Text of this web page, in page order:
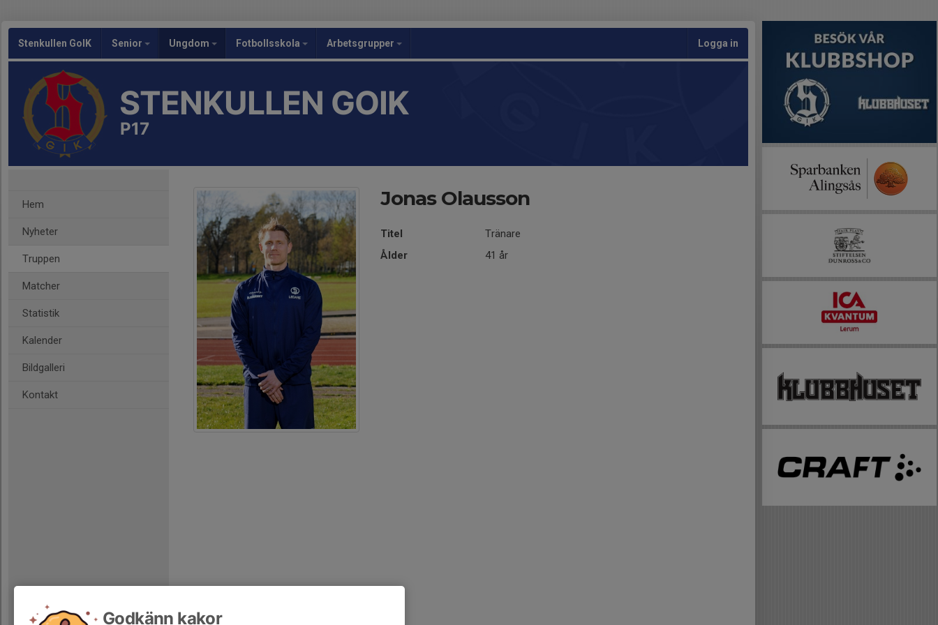
Stenkullen GoIK Senior Ungdom Fotbollsskola Arbetsgrupper Logga in
STENKULLEN GOIK
P17
Hem
Nyheter
Truppen
Matcher
Statistik
Kalender
Bildgalleri
Kontakt
Jonas Olausson
Titel
Tränare
Ålder
41 år
Godkänn kakor